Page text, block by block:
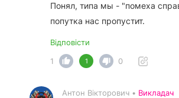
Понял, типа мы - "помеха
попутка нас пропустит.
Відповісти
1
1 0
Антон Вікторович • Викладач